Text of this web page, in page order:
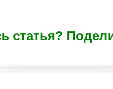
статья?